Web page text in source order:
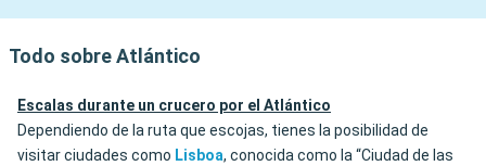
Todo sobre Atlántico
Escalas durante un crucero por el Atlántico
Dependiendo de la ruta que escojas, tienes la posibilidad de
visitar ciudades como Lisboa, conocida como la “Ciudad de las